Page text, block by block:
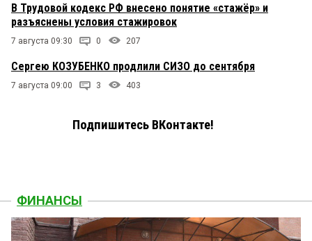
В Трудовой кодекс РФ внесено понятие «стажёр» и
разъяснены условия стажировок
7 августа 09:30 0 207
Сергею КОЗУБЕНКО продлили СИЗО до сентября
7 августа 09:00 3 403
Подпишитесь ВКонтакте!
ФИНАНСЫ